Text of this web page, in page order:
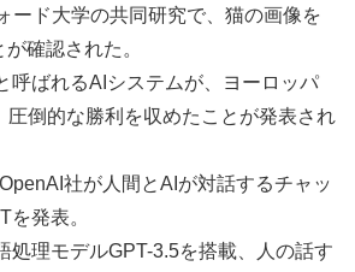
ード大学の共同研究で、猫の画像を
確認された。
呼ばれるAIシステムが、ヨーロッパ
圧倒的な勝利を収めたことが発表され
社が人間とAIが対話するチャッ
を発表。
処理モデルGPT-3.5を搭載、人の話す